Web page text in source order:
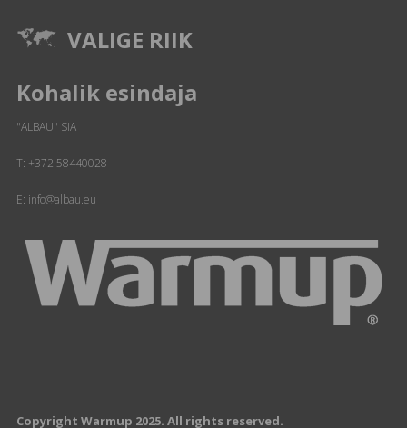
VALIGE RIIK
Kohalik esindaja
"ALBAU" SIA
T: +372 58440028
E: info@albau.eu
Copyright Warmup 2025. All rights reserved.